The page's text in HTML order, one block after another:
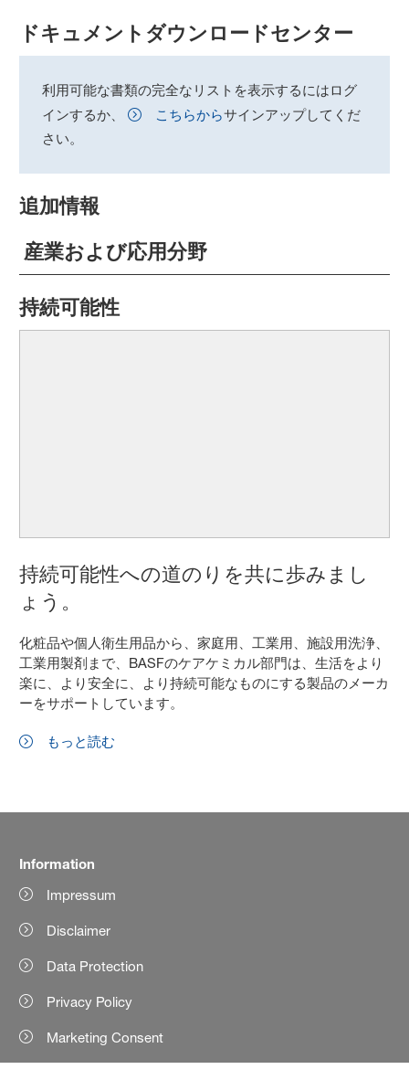
ドキュメントダウンロードセンター
利用可能な書類の完全なリストを表示するにはログ
インするか、
こちらからサインアップしてくだ
さい。
追加情報
産業および応用分野
持続可能性
持続可能性への道のりを共に歩みまし
ょう。
化粧品や個人衛生用品から、家庭用、工業用、施設用洗浄、
工業用製剤まで、BASFのケアケミカル部門は、生活をより
楽に、より安全に、より持続可能なものにする製品のメーカ
ーをサポートしています。
もっと読む
Information
Impressum
Disclaimer
Data Protection
Privacy Policy
Marketing Consent